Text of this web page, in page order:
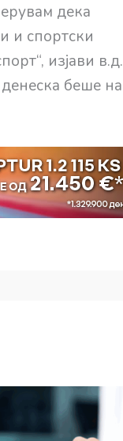
дека
и спортски
изјави в.д.
беше на